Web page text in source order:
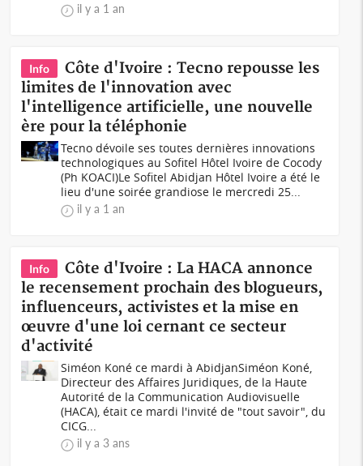
il y a 1 an
Info
Côte d'Ivoire : Tecno repousse les
limites de l'innovation avec
l'intelligence artificielle, une nouvelle
ère pour la téléphonie
Tecno dévoile ses toutes dernières innovations
technologiques au Sofitel Hôtel Ivoire de Cocody
(Ph KOACI)Le Sofitel Abidjan Hôtel Ivoire a été le
lieu d'une soirée grandiose le mercredi 25...
il y a 1 an
Info
Côte d'Ivoire : La HACA annonce
le recensement prochain des blogueurs,
influenceurs, activistes et la mise en
œuvre d'une loi cernant ce secteur
d'activité
Siméon Koné ce mardi à AbidjanSiméon Koné,
Directeur des Affaires Juridiques, de la Haute
Autorité de la Communication Audiovisuelle
(HACA), était ce mardi l'invité de "tout savoir", du
CICG...
il y a 3 ans